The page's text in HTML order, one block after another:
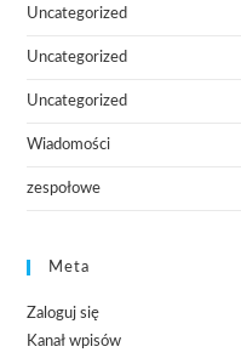
Uncategorized
Uncategorized
Uncategorized
Wiadomości
zespołowe
Meta
Zaloguj się
Kanał wpisów